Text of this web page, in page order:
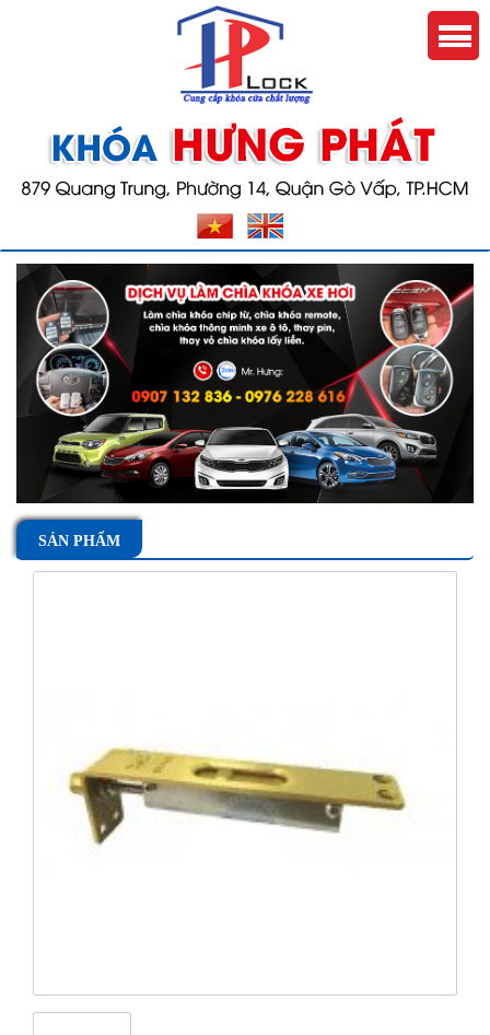
SẢN PHẨM